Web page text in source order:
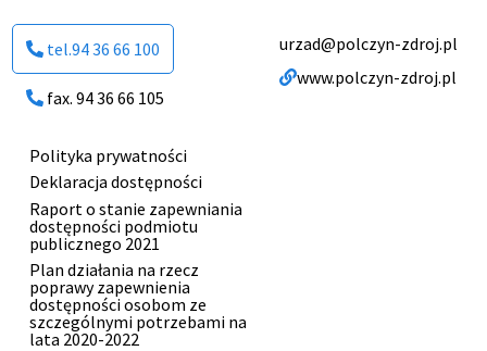
tel.94 36 66 100
fax. 94 36 66 105
urzad@polczyn-zdroj.pl
www.polczyn-zdroj.pl
Menu
stopki
Polityka prywatności
Deklaracja dostępności
Raport o stanie zapewniania
dostępności podmiotu
publicznego 2021
Plan działania na rzecz
poprawy zapewnienia
dostępności osobom ze
szczególnymi potrzebami na
lata 2020-2022